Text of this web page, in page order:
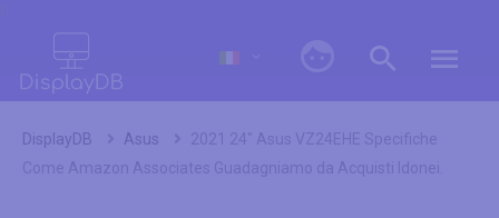
DisplayDB Asus
2021 24" Asus VZ24EHE Specifiche
Come Amazon Associates Guadagniamo da Acquisti Idonei.